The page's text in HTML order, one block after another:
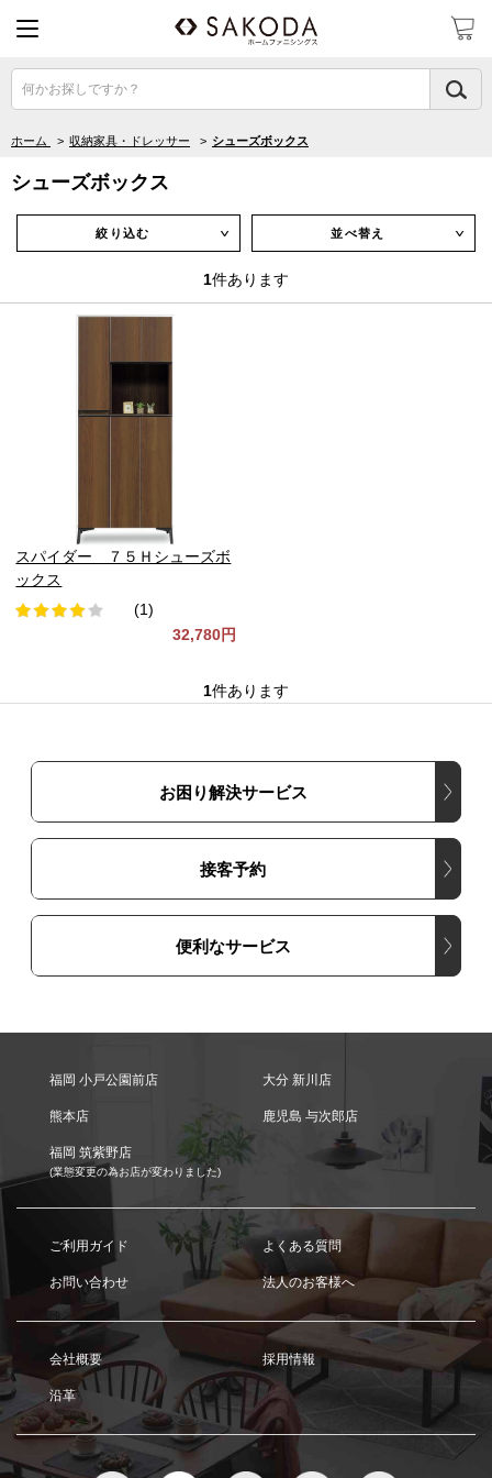
何かお探しですか？
ホーム > 収納家具・ドレッサー > シューズボックス
シューズボックス
絞り込む ∨ 並べ替え ∨
1件あります
スパイダー ７５Ｈシューズボ
ックス
(1)
32,780円
1件あります
お困り解決サービス
接客予約
便利なサービス
福岡 小戸公園前店 大分 新川店
熊本店 鹿児島 与次郎店
福岡 筑紫野店
(業態変更の為お店が変わりました)
ご利用ガイド よくある質問
お問い合わせ 法人のお客様へ
会社概要 採用情報
沿革